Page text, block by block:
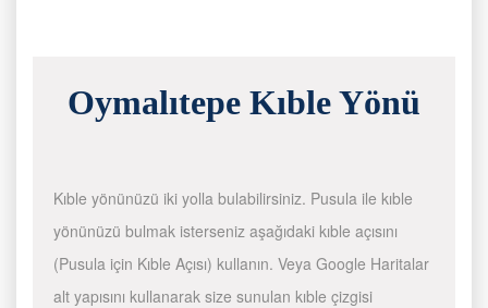
Oymalıtepe Kıble Yönü
Kıble yönünüzü iki yolla bulabilirsiniz. Pusula ile kıble
yönünüzü bulmak isterseniz aşağıdaki kıble açısını
(Pusula için Kıble Açısı) kullanın. Veya Google Haritalar
alt yapısını kullanarak size sunulan kıble çizgisi